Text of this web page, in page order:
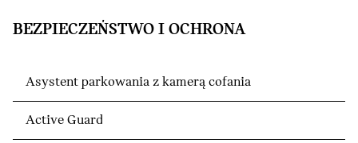
BEZPIECZEŃSTWO I OCHRONA
Asystent parkowania z kamerą cofania
Active Guard